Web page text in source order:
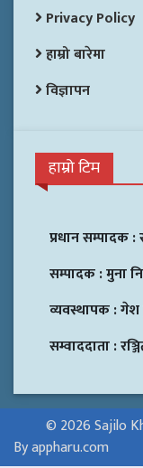
Privacy Policy
हाम्रो बारेमा
विज्ञापन
हाम्रो टिम
प्रधान सम्पादक :
सम्पादक :मुना
व्यवस्थापक :गेश
सम्वाददाता :
© 2026 Sajilo
By appharu.com